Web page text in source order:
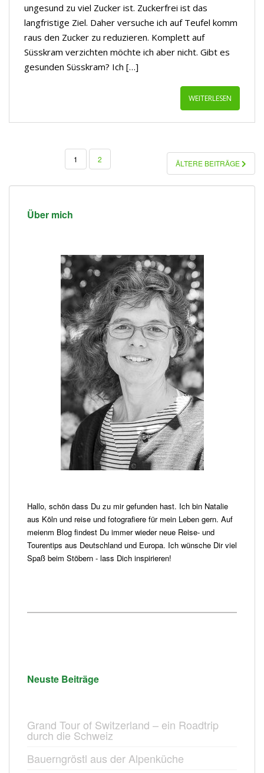
ungesund zu viel Zucker ist. Zuckerfrei ist das
langfristige Ziel. Daher versuche ich auf Teufel komm
raus den Zucker zu reduzieren. Komplett auf
Süsskram verzichten möchte ich aber nicht. Gibt es
gesunden Süsskram? Ich […]
WEITERLESEN
SEITENNUMMERIERUNG
BEITRÄGE
1 2 ÄLTERE BEITRÄGE
Über mich
Hallo, schön dass Du zu mir gefunden hast. Ich bin Natalie
aus Köln und reise und fotografiere für mein Leben gern. Auf
meienm Blog findest Du immer wieder neue Reise- und
Tourentips aus Deutschland und Europa. Ich wünsche Dir viel
Spaß beim Stöbern - lass Dich inspirieren!
Neuste Beiträge
Grand Tour of Switzerland – ein Roadtrip
durch die Schweiz
Bauerngröstl aus der Alpenküche